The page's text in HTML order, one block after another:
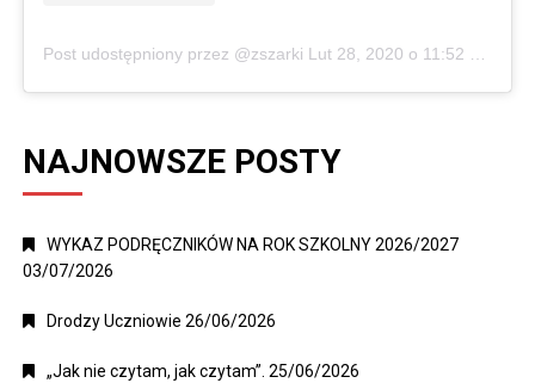
Post udostępniony przez @zszarki Lut 28, 2020 o 11:52 PST
NAJNOWSZE POSTY
WYKAZ PODRĘCZNIKÓW NA ROK SZKOLNY 2026/2027
03/07/2026
Drodzy Uczniowie 26/06/2026
„Jak nie czytam, jak czytam”. 25/06/2026